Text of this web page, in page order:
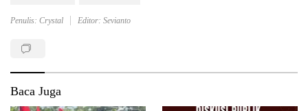
Penulis: Crystal Editor: Sevianto
Baca Juga